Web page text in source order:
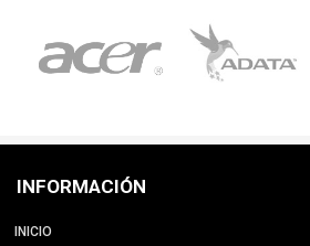
INFORMACIÓN
INICIO